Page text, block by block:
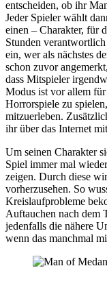
entscheiden, ob ihr
Jeder Spieler wählt
einen – Charakter, für
Stunden
ein, wer als nächstes
schon zuvor
dass Mitspieler
Modus ist vor allem für
Horrorspiele zu
mitzuerleben.
ihr über das Internet
Um seinen Charakter
Spiel immer mal
zeigen. Durch diese
vorherzusehen. So
Kreislaufprobleme
Auftauchen nach dem
jedenfalls die nähere
wenn das manchmal